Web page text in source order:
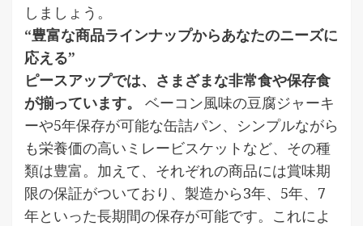
しましょう。
“豊富な商品ラインナップからあなたのニーズに
応える”
ピースアップでは、さまざまな非常食や保存食
が揃っています。
ベーコン風味の豆腐ジャーキ
ーや5年保存が可能な缶詰パン、シンプルながら
も栄養価の高いミレービスケットなど、その種
類は豊富。加えて、それぞれの商品には賞味期
限の保証がついており、製造から3年、5年、7
年といった長期間の保存が可能です。これによ